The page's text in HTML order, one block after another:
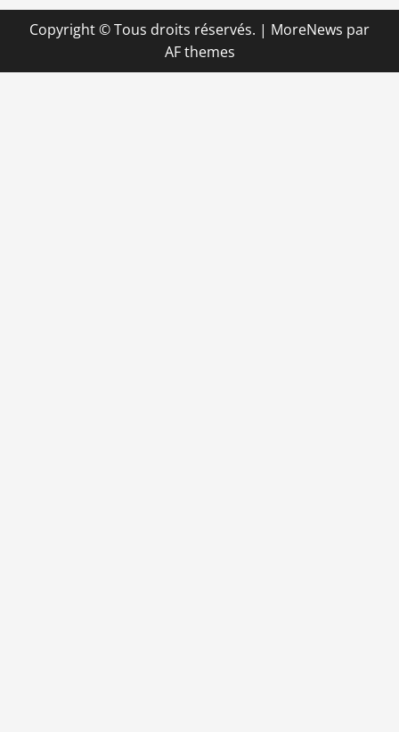
Copyright © Tous droits réservés. | MoreNews par
AF themes